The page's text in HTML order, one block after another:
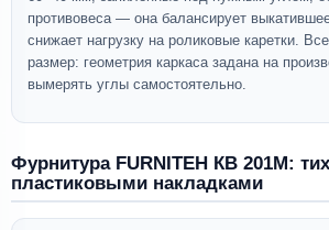
противовеса — она балансирует
снижает нагрузку на роликовые каретки.
размер: геометрия каркаса задана на
вымерять углы самостоятельно.
Фурнитура FURNITEH КВ 201М:
пластиковыми накладками